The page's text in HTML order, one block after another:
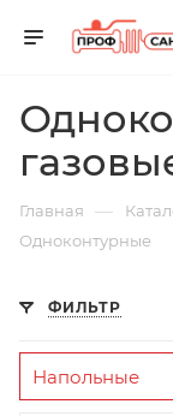
Главная —
Одноконтурные
ФИЛЬТР
Напольные